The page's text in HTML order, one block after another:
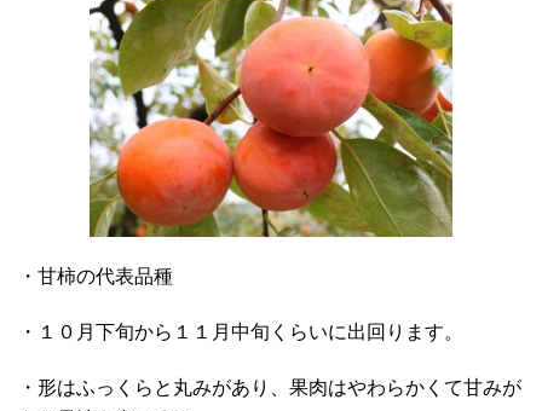
・甘柿の代表品種
・１０月下旬から１１月中旬くらいに出回ります。
・形はふっくらと丸みがあり、果肉はやわらかくて甘みが